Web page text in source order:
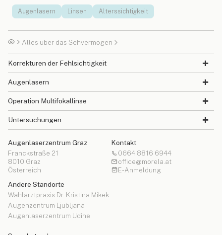
Augenlasern Linsen Alterssichtigkeit
Alles über das Sehvermögen
Korrekturen der Fehlsichtigkeit
Augenlasern
Operation Multifokallinse
Untersuchungen
Augenlaserzentrum Graz
Franckstraße 21
8010 Graz
Österreich
Andere Standorte
Wahlarztpraxis Dr. Kristina Mikek
Augenzentrum Ljubljana
Augenlaserzentrum Udine
Kontakt
0664 8816 6944
office@morela.at
E-Anmeldung